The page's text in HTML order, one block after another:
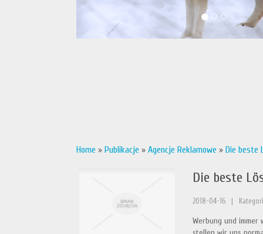
Home » Publikacje » Agencje Reklamowe » Die beste
Die beste
2018-04-16
Werbung und immer